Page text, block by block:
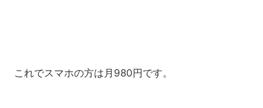
これでスマホの方は月980円です。